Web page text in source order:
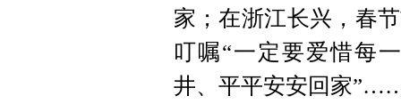
家；在浙江长兴，春
叮嘱“一定要爱惜每
井、平平安安回家